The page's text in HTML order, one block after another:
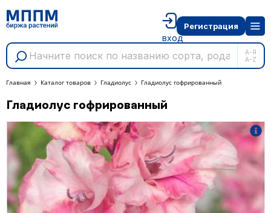
А-Я
A-Z
вход
Регистрация
Главная Каталог товаров Гладиолус Гладиолус гофрированный
Гладиолус гофрированный